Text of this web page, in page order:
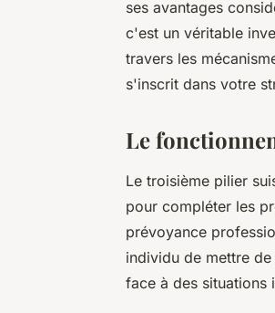
2 min de lecture
ses avantages
c'est un véritable
travers les
s'inscrit dans votre
Le
Le troisième pilier
pour compléter les
prévoyance
individu de mettre
face à des situations